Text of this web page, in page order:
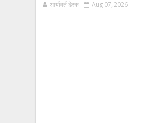
आर्यावर्त डेस्क Aug 07, 2026